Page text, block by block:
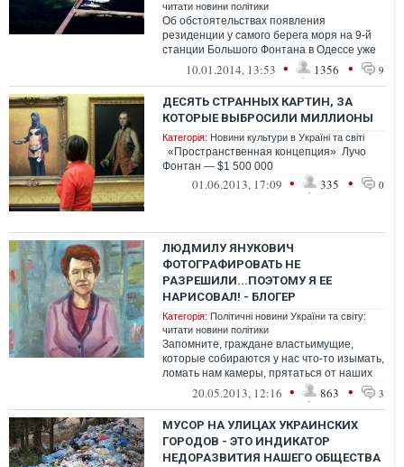
читати новини політики
Об обстоятельствах появления
резиденции у самого берега моря на 9-й
станции Большого Фонтана в Одессе уже
написано немало. Но о том, что находитс...
10.01.2014, 13:53 • 1356 • 9
ДЕСЯТЬ СТРАННЫХ КАРТИН, ЗА
КОТОРЫЕ ВЫБРОСИЛИ МИЛЛИОНЫ
Категорія: Новини культури в Україні та світі
«Пространственная концепция» Лучо
Фонтан — $1 500 000
01.06.2013, 17:09 • 335 • 0
ЛЮДМИЛУ ЯНУКОВИЧ
ФОТОГРАФИРОВАТЬ НЕ
РАЗРЕШИЛИ...ПОЭТОМУ Я ЕЕ
НАРИСОВАЛ! - БЛОГЕР
Категорія: Політичні новини України та світу:
читати новини політики
Запомните, граждане властьимущие,
которые собираются у нас что-то изымать,
ломать нам камеры, прятаться от наших
объективов - мы все равно найдем спос...
20.05.2013, 12:16 • 863 • 3
МУСОР НА УЛИЦАХ УКРАИНСКИХ
ГОРОДОВ - ЭТО ИНДИКАТОР
НЕДОРАЗВИТИЯ НАШЕГО ОБЩЕСТВА